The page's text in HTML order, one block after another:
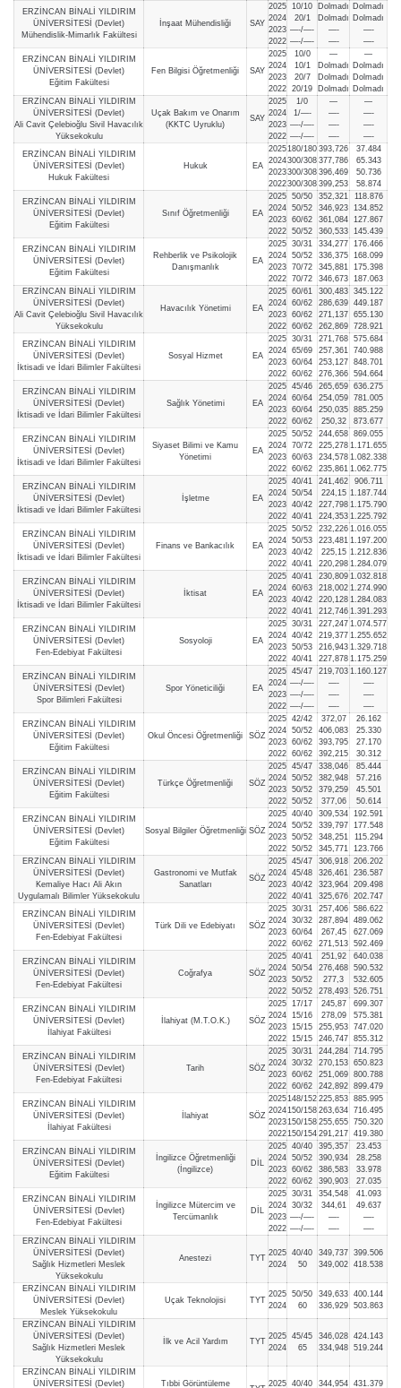
ERZİNCAN BİNALİ YILDIRIM
ÜNİVERSİTESİ (Devlet)
Mühendislik-Mimarlık Fakültesi
İnşaat Mühendisliği SAY
2025
2024
2023
2022
10/10
20/1
—-/—-
—-/—-
Dolmadı
Dolmadı
—-
—-
Dolmadı
Dolmadı
—-
—-
ERZİNCAN BİNALİ YILDIRIM
ÜNİVERSİTESİ (Devlet)
Eğitim Fakültesi
Fen Bilgisi Öğretmenliği SAY
2025
2024
2023
2022
10/0
10/1
20/7
20/19
—
Dolmadı
Dolmadı
Dolmadı
—
Dolmadı
Dolmadı
Dolmadı
ERZİNCAN BİNALİ YILDIRIM
ÜNİVERSİTESİ (Devlet)
Ali Cavit Çelebioğlu Sivil Havacılık
Yüksekokulu
Uçak Bakım ve Onarım
(KKTC Uyruklu)
SAY
2025
2024
2023
2022
1/0
1/—-
—-/—-
—-/—-
—
—-
—-
—-
—
—-
—-
—-
ERZİNCAN BİNALİ YILDIRIM
ÜNİVERSİTESİ (Devlet)
Hukuk Fakültesi
Hukuk EA
2025
2024
2023
2022
180/180
300/308
300/308
300/308
393,726
377,786
396,469
399,253
37.484
65.343
50.736
58.874
ERZİNCAN BİNALİ YILDIRIM
ÜNİVERSİTESİ (Devlet)
Eğitim Fakültesi
Sınıf Öğretmenliği EA
2025
2024
2023
2022
50/50
50/52
60/62
50/52
352,321
346,923
361,084
360,533
118.876
134.852
127.867
145.439
ERZİNCAN BİNALİ YILDIRIM
ÜNİVERSİTESİ (Devlet)
Eğitim Fakültesi
Rehberlik ve Psikolojik
Danışmanlık
EA
2025
2024
2023
2022
30/31
50/52
70/72
70/72
334,277
336,375
345,881
346,673
176.466
168.099
175.398
187.063
ERZİNCAN BİNALİ YILDIRIM
ÜNİVERSİTESİ (Devlet)
Ali Cavit Çelebioğlu Sivil Havacılık
Yüksekokulu
Havacılık Yönetimi EA
2025
2024
2023
2022
60/61
60/62
60/62
60/62
300,483
286,639
271,137
262,869
345.122
449.187
655.130
728.921
ERZİNCAN BİNALİ YILDIRIM
ÜNİVERSİTESİ (Devlet)
İktisadi ve İdari Bilimler Fakültesi
Sosyal Hizmet EA
2025
2024
2023
2022
30/31
65/69
60/64
60/62
271,768
257,361
253,127
276,366
575.684
740.988
848.701
594.664
ERZİNCAN BİNALİ YILDIRIM
ÜNİVERSİTESİ (Devlet)
İktisadi ve İdari Bilimler Fakültesi
Sağlık Yönetimi EA
2025
2024
2023
2022
45/46
60/64
60/64
60/62
265,659
254,059
250,035
250,32
636.275
781.005
885.259
873.677
ERZİNCAN BİNALİ YILDIRIM
ÜNİVERSİTESİ (Devlet)
İktisadi ve İdari Bilimler Fakültesi
Siyaset Bilimi ve Kamu
Yönetimi
EA
2025
2024
2023
2022
50/52
70/72
60/63
60/62
244,658
225,278
234,578
235,861
869.055
1.171.655
1.082.338
1.062.775
ERZİNCAN BİNALİ YILDIRIM
ÜNİVERSİTESİ (Devlet)
İktisadi ve İdari Bilimler Fakültesi
İşletme EA
2025
2024
2023
2022
40/41
50/54
40/42
40/41
241,462
224,15
227,798
224,353
906.711
1.187.744
1.175.790
1.225.792
ERZİNCAN BİNALİ YILDIRIM
ÜNİVERSİTESİ (Devlet)
İktisadi ve İdari Bilimler Fakültesi
Finans ve Bankacılık EA
2025
2024
2023
2022
50/52
50/53
40/42
40/41
232,226
223,481
225,15
220,298
1.016.055
1.197.200
1.212.836
1.284.079
ERZİNCAN BİNALİ YILDIRIM
ÜNİVERSİTESİ (Devlet)
İktisadi ve İdari Bilimler Fakültesi
İktisat EA
2025
2024
2023
2022
40/41
60/63
40/42
40/41
230,809
218,002
220,128
212,746
1.032.818
1.274.990
1.284.083
1.391.293
ERZİNCAN BİNALİ YILDIRIM
ÜNİVERSİTESİ (Devlet)
Fen-Edebiyat Fakültesi
Sosyoloji EA
2025
2024
2023
2022
30/31
40/42
50/53
40/41
227,247
219,377
216,943
227,878
1.074.577
1.255.652
1.329.718
1.175.259
ERZİNCAN BİNALİ YILDIRIM
ÜNİVERSİTESİ (Devlet)
Spor Bilimleri Fakültesi
Spor Yöneticiliği EA
2025
2024
2023
2022
45/47
—-/—-
—-/—-
—-/—-
219,703
—-
—-
—-
1.160.127
—-
—-
—-
ERZİNCAN BİNALİ YILDIRIM
ÜNİVERSİTESİ (Devlet)
Eğitim Fakültesi
Okul Öncesi Öğretmenliği SÖZ
2025
2024
2023
2022
42/42
50/52
60/62
60/62
372,07
406,083
393,795
392,215
26.162
25.330
27.170
30.312
ERZİNCAN BİNALİ YILDIRIM
ÜNİVERSİTESİ (Devlet)
Eğitim Fakültesi
Türkçe Öğretmenliği SÖZ
2025
2024
2023
2022
45/47
50/52
50/52
50/52
338,046
382,948
379,259
377,06
85.444
57.216
45.501
50.614
ERZİNCAN BİNALİ YILDIRIM
ÜNİVERSİTESİ (Devlet)
Eğitim Fakültesi
Sosyal Bilgiler Öğretmenliği SÖZ
2025
2024
2023
2022
40/40
50/52
50/52
50/52
309,534
339,797
348,251
345,771
192.591
177.548
115.294
123.766
ERZİNCAN BİNALİ YILDIRIM
ÜNİVERSİTESİ (Devlet)
Kemaliye Hacı Ali Akın
Uygulamalı Bilimler Yüksekokulu
Gastronomi ve Mutfak
Sanatları
SÖZ
2025
2024
2023
2022
45/47
45/48
40/42
40/41
306,918
326,461
323,964
325,676
206.202
236.587
209.498
202.747
ERZİNCAN BİNALİ YILDIRIM
ÜNİVERSİTESİ (Devlet)
Fen-Edebiyat Fakültesi
Türk Dili ve Edebiyatı SÖZ
2025
2024
2023
2022
30/31
30/32
60/64
60/62
257,406
287,894
267,45
271,513
586.622
489.062
627.069
592.469
ERZİNCAN BİNALİ YILDIRIM
ÜNİVERSİTESİ (Devlet)
Fen-Edebiyat Fakültesi
Coğrafya SÖZ
2025
2024
2023
2022
40/41
50/54
50/52
50/52
251,92
276,468
277,3
278,493
640.038
590.532
532.605
526.751
ERZİNCAN BİNALİ YILDIRIM
ÜNİVERSİTESİ (Devlet)
İlahiyat Fakültesi
İlahiyat (M.T.O.K.) SÖZ
2025
2024
2023
2022
17/17
15/16
15/15
15/15
245,87
278,09
255,953
246,747
699.307
575.381
747.020
855.312
ERZİNCAN BİNALİ YILDIRIM
ÜNİVERSİTESİ (Devlet)
Fen-Edebiyat Fakültesi
Tarih SÖZ
2025
2024
2023
2022
30/31
30/32
60/62
60/62
244,284
270,153
251,069
242,892
714.795
650.823
800.788
899.479
ERZİNCAN BİNALİ YILDIRIM
ÜNİVERSİTESİ (Devlet)
İlahiyat Fakültesi
İlahiyat SÖZ
2025
2024
2023
2022
148/152
150/158
150/158
150/154
225,853
263,634
255,655
291,217
885.995
716.495
750.320
419.380
ERZİNCAN BİNALİ YILDIRIM
ÜNİVERSİTESİ (Devlet)
Eğitim Fakültesi
İngilizce Öğretmenliği
(İngilizce)
DİL
2025
2024
2023
2022
40/40
50/52
60/62
60/62
395,357
390,934
386,583
390,903
23.453
28.258
33.978
27.035
ERZİNCAN BİNALİ YILDIRIM
ÜNİVERSİTESİ (Devlet)
Fen-Edebiyat Fakültesi
İngilizce Mütercim ve
Tercümanlık
DİL
2025
2024
2023
2022
30/31
30/32
—-/—-
—-/—-
354,548
344,61
—-
—-
41.093
49.637
—-
—-
ERZİNCAN BİNALİ YILDIRIM
ÜNİVERSİTESİ (Devlet)
Sağlık Hizmetleri Meslek
Yüksekokulu
Anestezi TYT
2025
2024
40/40
50
349,737
349,002
399.506
418.538
ERZİNCAN BİNALİ YILDIRIM
ÜNİVERSİTESİ (Devlet)
Meslek Yüksekokulu
Uçak Teknolojisi TYT
2025
2024
50/50
60
349,633
336,929
400.144
503.863
ERZİNCAN BİNALİ YILDIRIM
ÜNİVERSİTESİ (Devlet)
Sağlık Hizmetleri Meslek
Yüksekokulu
İlk ve Acil Yardım TYT
2025
2024
45/45
65
346,028
334,948
424.143
519.244
ERZİNCAN BİNALİ YILDIRIM
ÜNİVERSİTESİ (Devlet)
Tıbbi Görüntüleme 2025 40/40 344,954 431.379